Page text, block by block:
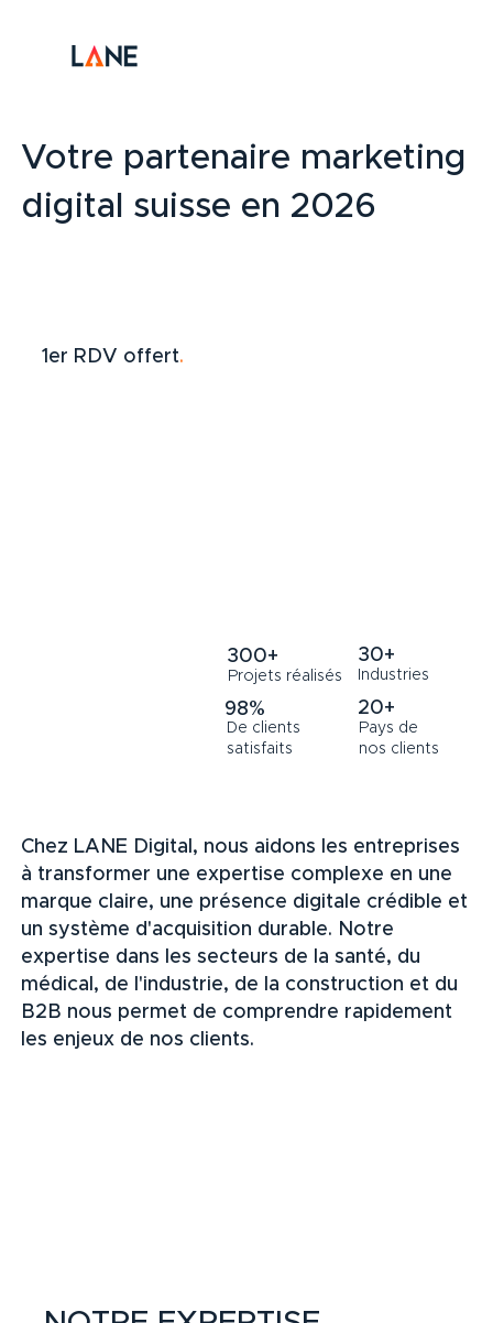
Votre partenaire marketing
digital suisse en 2026
300+
Projets réalisés
30+
Industries
98%
De clients
satisfaits
20+
Pays de
nos clients
1er RDV offert.
Chez LANE Digital, nous aidons les entreprises
à transformer une expertise complexe en une
marque claire, une présence digitale crédible et
un système d'acquisition durable. Notre
expertise dans les secteurs de la santé, du
médical, de l'industrie, de la construction et du
B2B nous permet de comprendre rapidement
les enjeux de nos clients.